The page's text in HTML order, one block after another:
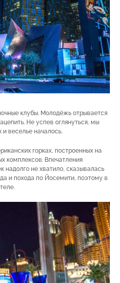
клубы. Молодёжь отрывается
Не успев оглянуться, мы
и веселье началось.
горках, построенных на
комплексов. Впечатления
не хватило, сказывалась
и похода по Йосемити, поэтому в